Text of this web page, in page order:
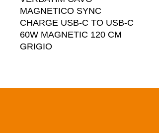
MAGNETICO SYNC
CHARGE USB-C TO USB-C
60W MAGNETIC 120 CM
GRIGIO